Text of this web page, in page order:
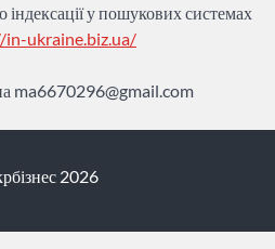
індексації у пошукових системах
ukraine.biz.ua/
ma6670296@gmail.com
2026